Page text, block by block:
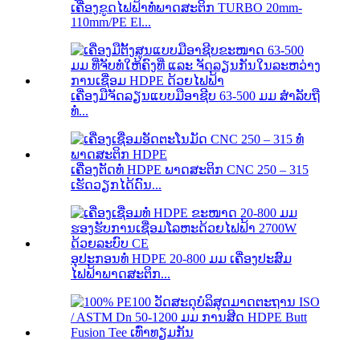
ເຄື່ອງຂູດໄຟຟ້າທໍ່ພາດສະຕິກ TURBO 20mm-
110mm/PE El...
ເຄື່ອງມືຈັດລຽນແບບມືອາຊີບ 63-500 ມມ ສຳລັບຖື
ທໍ່...
ເຄື່ອງຕັດທໍ່ HDPE ພາດສະຕິກ CNC 250 – 315
ເຮັດວຽກໄດ້ດົນ...
ອຸປະກອນທໍ່ HDPE 20-800 ມມ ເຄື່ອງປະສົມ
ໄຟຟ້າພາດສະຕິກ...